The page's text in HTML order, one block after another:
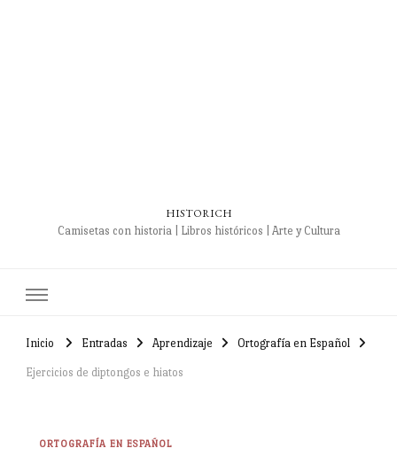
HISTORICH
Camisetas con historia | Libros históricos | Arte y Cultura
Inicio Entradas Aprendizaje Ortografía en Español
Ejercicios de diptongos e hiatos
ORTOGRAFÍA EN ESPAÑOL